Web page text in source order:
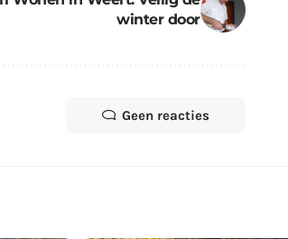
winter door
Geen reacties